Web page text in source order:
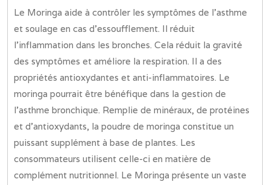
Le Moringa aide à contrôler les symptômes de l’asthme
et soulage en cas d’essoufflement. Il réduit
l’inflammation dans les bronches. Cela réduit la gravité
des symptômes et améliore la respiration. Il a des
propriétés antioxydantes et anti-inflammatoires. Le
moringa pourrait être bénéfique dans la gestion de
l’asthme bronchique. Remplie de minéraux, de protéines
et d’antioxydants, la poudre de moringa constitue un
puissant supplément à base de plantes. Les
consommateurs utilisent celle-ci en matière de
complément nutritionnel. Le Moringa présente un vaste